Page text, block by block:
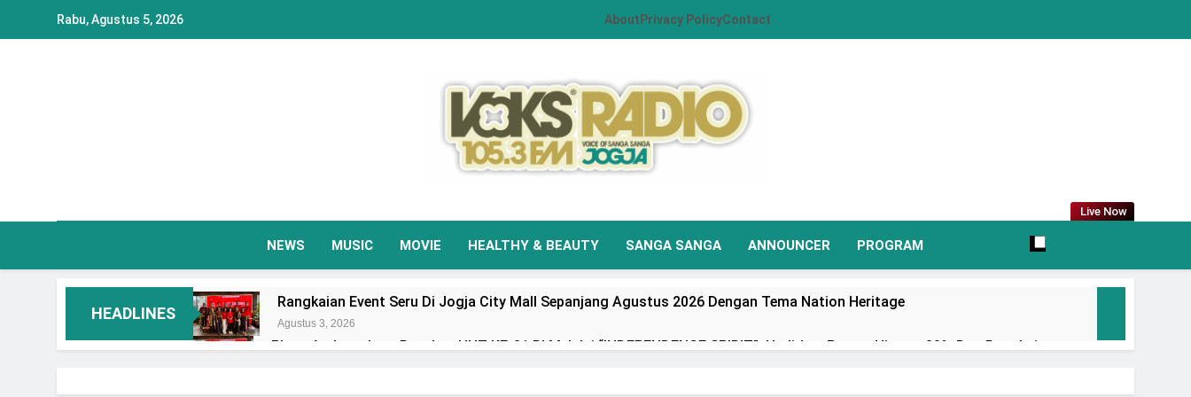
Rabu, Agustus 5, 2026 About Privacy PolicyContact
VOKS Radio Jogja Live Now
NEWS MUSIC MOVIE HEALTHY & BEAUTY SANGA SANGA ANNOUNCER PROGRAM
HEADLINES
Rangkaian Event Seru Di Jogja City Mall Sepanjang Agustus 2026 Dengan Tema Nation Heritage
Agustus 3, 2026
Plaza Ambarrukmo Rayakan HUT KE-81 RI Melalui “INDEPENDENCE SPIRIT”, Hadirkan Promo Hingga 80% Dan Rangkaian